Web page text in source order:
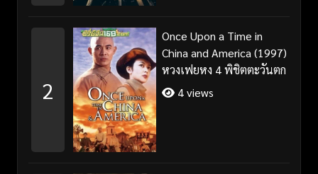
2
Once Upon a Time in
China and America (1997)
หวงเฟยหง 4 พิชิตตะวันตก
4 views